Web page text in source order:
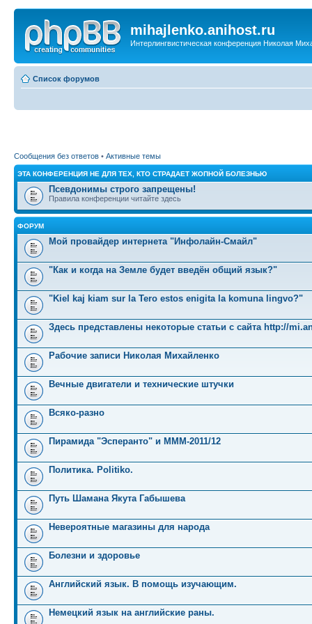
mihajlenko.anihost.ru
Интерлингвистическая конференция Николая
Список форумов
Сообщения без ответов • Активные темы
ЭТА КОНФЕРЕНЦИЯ НЕ ДЛЯ ТЕХ, КТО СТРАДАЕТ ЖОПНОЙ БОЛЕЗНЬЮ
Псевдонимы строго запрещены!
Правила конференции читайте здесь
ФОРУМ
Мой провайдер интернета "Инфолайн-Смайл"
"Как и когда на Земле будет введён общий язык?"
"Kiel kaj kiam sur la Tero estos enigita la komuna lingvo?"
Здесь представлены некоторые статьи с сайта http://
Рабочие записи Николая Михайленко
Вечные двигатели и технические штучки
Всяко-разно
Пирамида "Эсперанто" и MMM-2011/12
Политика. Politiko.
Путь Шамана Якута Габышева
Невероятные магазины для народа
Болезни и здоровье
Английский язык. В помощь изучающим.
Немецкий язык на английские раны.